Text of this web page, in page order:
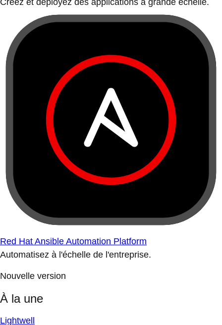
Créez et déployez des applications à grande échelle.
Red Hat Ansible Automation Platform
Automatisez à l'échelle de l'entreprise.
Nouvelle version
À la une
Lightwell